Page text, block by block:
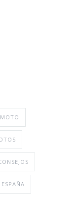
ESPAÑA